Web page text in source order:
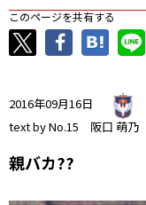
このページを共有する
2016年09月16日
text by No.15 阪口 萌乃
親バカ??